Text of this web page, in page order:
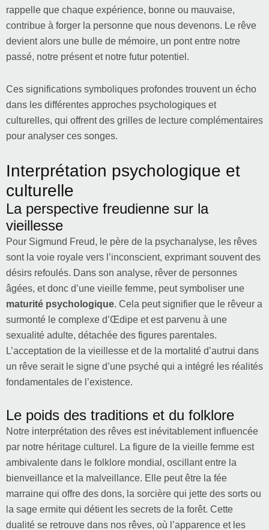
rappelle que chaque expérience, bonne ou mauvaise,
contribue à forger la personne que nous devenons. Le rêve
devient alors une bulle de mémoire, un pont entre notre
passé, notre présent et notre futur potentiel.
Ces significations symboliques profondes trouvent un écho
dans les différentes approches psychologiques et
culturelles, qui offrent des grilles de lecture complémentaires
pour analyser ces songes.
Interprétation psychologique et
culturelle
La perspective freudienne sur la
vieillesse
Pour Sigmund Freud, le père de la psychanalyse, les rêves
sont la voie royale vers l’inconscient, exprimant souvent des
désirs refoulés. Dans son analyse, rêver de personnes
âgées, et donc d’une vieille femme, peut symboliser une
maturité psychologique. Cela peut signifier que le rêveur a
surmonté le complexe d’Œdipe et est parvenu à une
sexualité adulte, détachée des figures parentales.
L’acceptation de la vieillesse et de la mortalité d’autrui dans
un rêve serait le signe d’une psyché qui a intégré les réalités
fondamentales de l’existence.
Le poids des traditions et du folklore
Notre interprétation des rêves est inévitablement influencée
par notre héritage culturel. La figure de la vieille femme est
ambivalente dans le folklore mondial, oscillant entre la
bienveillance et la malveillance. Elle peut être la fée
marraine qui offre des dons, la sorcière qui jette des sorts ou
la sage ermite qui détient les secrets de la forêt. Cette
dualité se retrouve dans nos rêves, où l’apparence et les